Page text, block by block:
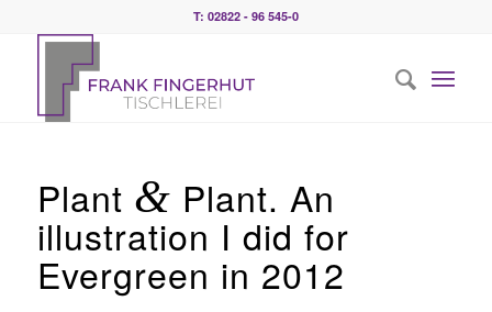
T: 02822 - 96 545-0
Plant & Plant. An
illustration I did for
Evergreen in 2012